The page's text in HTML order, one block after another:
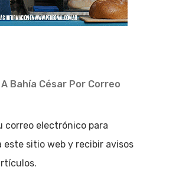
Bahía César Por Correo
correo electrónico para
este sitio web y recibir avisos